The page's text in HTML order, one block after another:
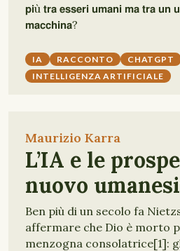
𝗽𝗶ù 𝘁𝗿𝗮 𝗲𝘀𝘀𝗲𝗿𝗶 𝘂𝗺𝗮𝗻𝗶 𝗺𝗮 𝘁𝗿𝗮
𝗺𝗮𝗰𝗰𝗵𝗶𝗻𝗮?
IA RACCONTO
CHATGPT
INTELLIGENZA ARTIFICIALE
Maurizio Karra
L’IA e le
nuovo
Ben più di un secolo fa
affermare che Dio è morto
menzogna consolatrice[1]: